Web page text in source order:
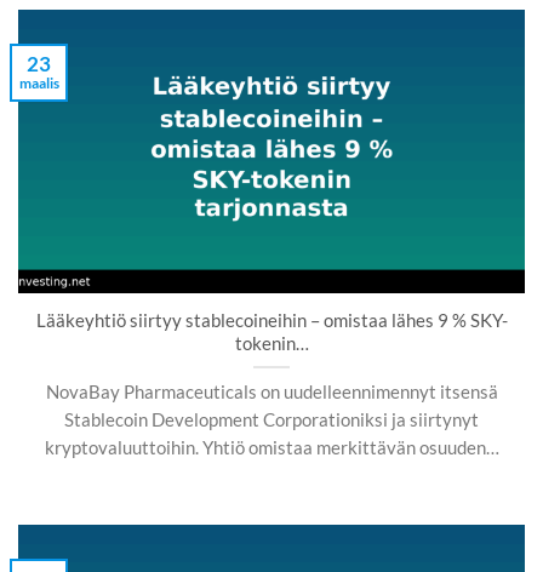
Lääkeyhtiö siirtyy stablecoineihin – omistaa lähes 9 % SKY-
tokenin…
NovaBay Pharmaceuticals on uudelleennimennyt itsensä
Stablecoin Development Corporationiksi ja siirtynyt
kryptovaluuttoihin. Yhtiö omistaa merkittävän osuuden…
23
maalis